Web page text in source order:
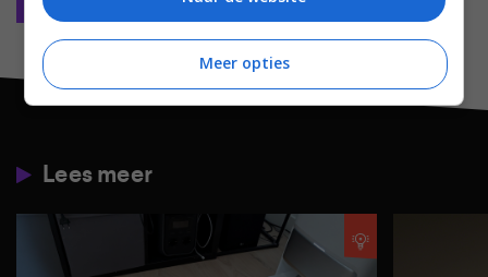
Lees meer
Meer opties